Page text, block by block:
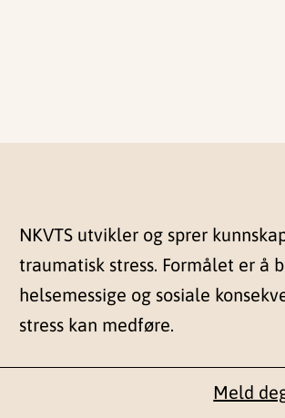
NKVTS utvikler og sprer
traumatisk stress. Formålet er å
helsemessige og sosiale
stress kan medføre.
Meld